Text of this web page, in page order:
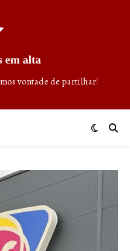
vontade de partilhar!